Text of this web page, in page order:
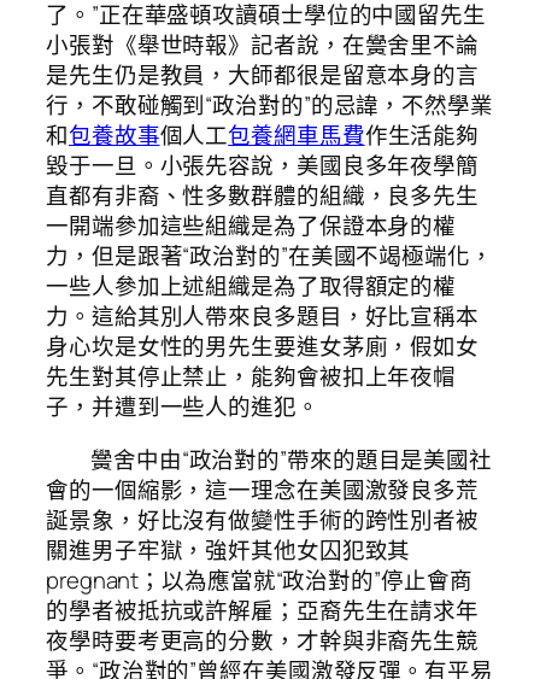
了。”正在華盛頓攻讀碩士學位的中國留先生
小張對《舉世時報》記者說，在黌舍里不論
是先生仍是教員，大師都很是留意本身的言
行，不敢碰觸到“政治對的”的忌諱，不然學業
和包養故事個人工包養網車馬費作生活能夠
毀于一旦。小張先容說，美國良多年夜學簡
直都有非裔、性多數群體的組織，良多先生
一開端參加這些組織是為了保證本身的權
力，但是跟著“政治對的”在美國不竭極端化，
一些人參加上述組織是為了取得額定的權
力。這給其別人帶來良多題目，好比宣稱本
身心坎是女性的男先生要進女茅廁，假如女
先生對其停止禁止，能夠會被扣上年夜帽
子，并遭到一些人的進犯。
黌舍中由“政治對的”帶來的題目是美國社
會的一個縮影，這一理念在美國激發良多荒
誕景象，好比沒有做變性手術的跨性別者被
關進男子牢獄，強奸其他女囚犯致其
pregnant；以為應當就“政治對的”停止會商
的學者被抵抗或許解雇；亞裔先生在請求年
夜學時要考更高的分數，才幹與非裔先生競
爭。“政治對的”曾經在美國激發反彈。有平易